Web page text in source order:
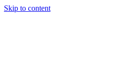
Skip to content